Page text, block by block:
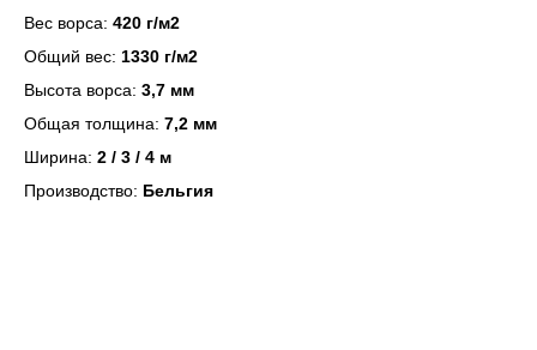
Вес ворса: 420 г/м2
Общий вес: 1330 г/м2
Высота ворса: 3,7 мм
Общая толщина: 7,2 мм
Ширина: 2 / 3 / 4 м
Производство: Бельгия